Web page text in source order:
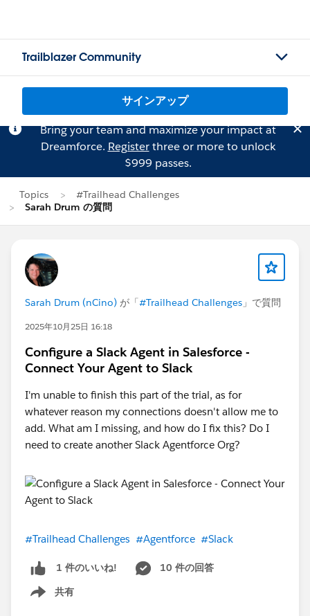
Trailblazer Community
サインアップ
Bring your team and maximize your impact at
Dreamforce. Registerthree or more to unlock
$999 passes.
Topics
#Trailhead Challenges
Sarah Drum の質問
Sarah Drum (nCino) が「#Trailhead Challenges 」で質問
2025年10月25日 16:18
Configure a Slack Agent in Salesforce -
Connect Your Agent to Slack
I'm unable to finish this part of the trial, as for
whatever reason my connections doesn't allow me to
add. What am I missing, and how do I fix this? Do I
need to create another Slack Agentforce Org?
#Trailhead Challenges #Agentforce #Slack
1 件のいいね!
10 件の回答
共有
Show menu